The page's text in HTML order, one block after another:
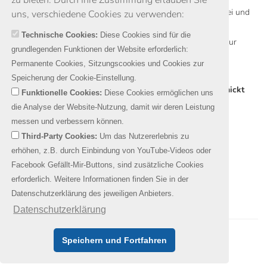
uns, verschiedene Cookies zu verwenden:
Technische Cookies: Diese Cookies sind für die
grundlegenden Funktionen der Website erforderlich:
Permanente Cookies, Sitzungscookies und Cookies zur
Speicherung der Cookie-Einstellung.
Funktionelle Cookies: Diese Cookies ermöglichen uns
die Analyse der Website-Nutzung, damit wir deren Leistung
messen und verbessern können.
Third-Party Cookies: Um das Nutzererlebnis zu
erhöhen, z.B. durch Einbindung von YouTube-Videos oder
Facebook Gefällt-Mir-Buttons, sind zusätzliche Cookies
erforderlich. Weitere Informationen finden Sie in der
Datenschutzerklärung des jeweiligen Anbieters.
Datenschutzerklärung
Speichern und Fortfahren
Ein/Ausgang über CatCore, Frontseitig zusätzlich Kanäle drei und
Plug&Play vorverdrahtet mit XLR und Speakon-Leitungen zur
Endstufe.
Pinbelegung CatCore-Ports nach Standard AES72/3E.
Fragen zum Produkt? CatCore direkt bei uns kaufen? Schickt
uns gerne eine Mail an info@cat-core.de !
Die folgenden Ausführungen sind erhältlich:
X2_LS Stereo Anschlussfeld 1HE
© 2026 - CatCoreImpressum|Copyright
Datenschutzerklärung